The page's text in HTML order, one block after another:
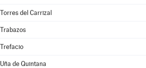
Torres del Carrizal
Trabazos
Trefacio
Uña de Quintana